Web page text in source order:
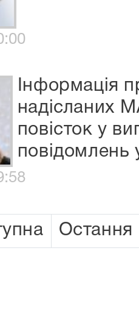
Інформація
надісланих
повісток у
повідомлень
Остання